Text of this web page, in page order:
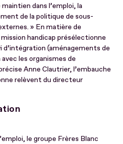
dans l’emploi, la
de la politique de sous-
» En matière de
handicap présélectionne
d’intégration (aménagements de
les organismes de
Anne Clautrier, l’embauche
relèvent du directeur
le groupe Frères Blanc